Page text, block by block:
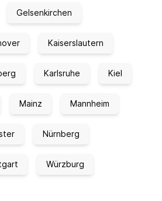
Gelsenkirchen
Kaiserslautern
Karlsruhe Kiel
Mainz Mannheim
Nürnberg
Würzburg